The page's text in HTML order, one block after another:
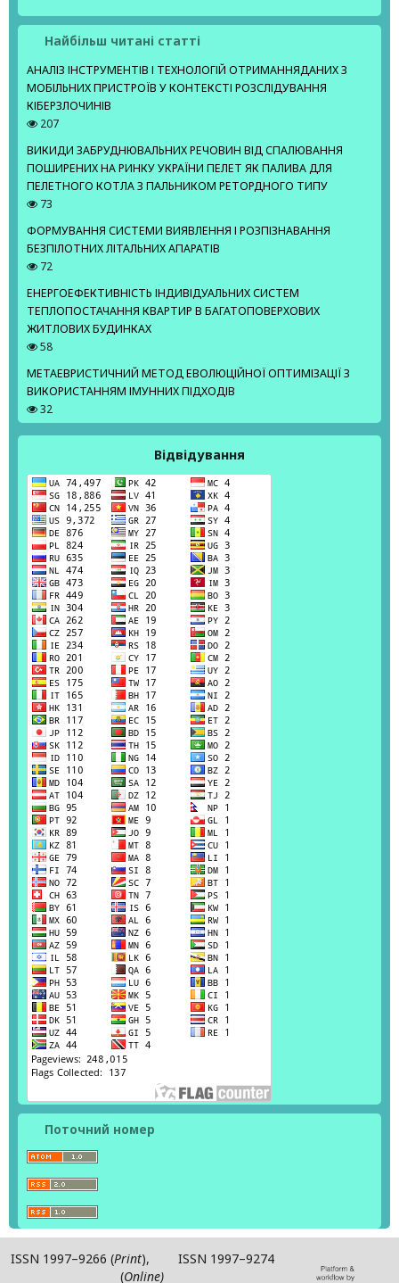
Найбільш читані статті
АНАЛІЗ ІНСТРУМЕНТІВ І ТЕХНОЛОГІЙ ОТРИМАННЯДАНИХ З
МОБІЛЬНИХ ПРИСТРОЇВ У КОНТЕКСТІ РОЗСЛІДУВАННЯ
КІБЕРЗЛОЧИНІВ
207
ВИКИДИ ЗАБРУДНЮВАЛЬНИХ РЕЧОВИН ВІД СПАЛЮВАННЯ
ПОШИРЕНИХ НА РИНКУ УКРАЇНИ ПЕЛЕТ ЯК ПАЛИВА ДЛЯ
ПЕЛЕТНОГО КОТЛА З ПАЛЬНИКОМ РЕТОРДНОГО ТИПУ
73
ФОРМУВАННЯ СИСТЕМИ ВИЯВЛЕННЯ І РОЗПІЗНАВАННЯ
БЕЗПІЛОТНИХ ЛІТАЛЬНИХ АПАРАТІВ
72
ЕНЕРГОЕФЕКТИВНІСТЬ ІНДИВІДУАЛЬНИХ СИСТЕМ
ТЕПЛОПОСТАЧАННЯ КВАРТИР В БАГАТОПОВЕРХОВИХ
ЖИТЛОВИХ БУДИНКАХ
58
МЕТАЕВРИСТИЧНИЙ МЕТОД ЕВОЛЮЦІЙНОЇ ОПТИМІЗАЦІЇ З
ВИКОРИСТАННЯМ ІМУННИХ ПІДХОДІВ
32
Відвідування
Поточний номер
ISSN 1997–9266 (Print), ISSN 1997–9274
(Online)